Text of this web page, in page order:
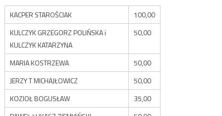
KACPER STAROŚCIAK
100,00
KULCZYK GRZEGORZ POLIŃSKA i
KULCZYK KATARZYNA
50,00
MARIA KOSTRZEWA
50,00
JERZY T MICHAJŁOWICZ
50,00
KOZIOŁ BOGUSŁAW
35,00